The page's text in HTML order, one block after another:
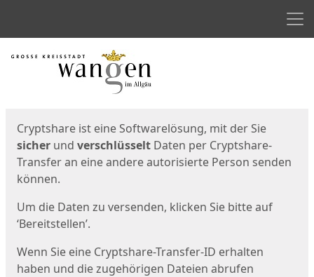
Start
Cryptshare ist eine Softwarelösung, mit der Sie
sicher und verschlüsselt Daten per Cryptshare-
Transfer an eine andere autorisierte Person senden
können.
Um die Daten zu versenden, klicken Sie bitte auf
‘Bereitstellen’.
Wenn Sie eine Cryptshare-Transfer-ID erhalten
haben und die zugehörigen Dateien abrufen